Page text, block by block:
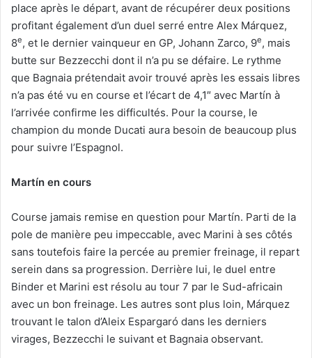
place après le départ, avant de récupérer deux positions
profitant également d’un duel serré entre Alex Márquez,
8e, et le dernier vainqueur en GP, Johann Zarco, 9e, mais
butte sur Bezzecchi dont il n’a pu se défaire. Le rythme
que Bagnaia prétendait avoir trouvé après les essais libres
n’a pas été vu en course et l’écart de 4,1″ avec Martín à
l’arrivée confirme les difficultés. Pour la course, le
champion du monde Ducati aura besoin de beaucoup plus
pour suivre l’Espagnol.
Martín en cours
Course jamais remise en question pour Martín. Parti de la
pole de manière peu impeccable, avec Marini à ses côtés
sans toutefois faire la percée au premier freinage, il repart
serein dans sa progression. Derrière lui, le duel entre
Binder et Marini est résolu au tour 7 par le Sud-africain
avec un bon freinage. Les autres sont plus loin, Márquez
trouvant le talon d’Aleix Espargaró dans les derniers
virages, Bezzecchi le suivant et Bagnaia observant.